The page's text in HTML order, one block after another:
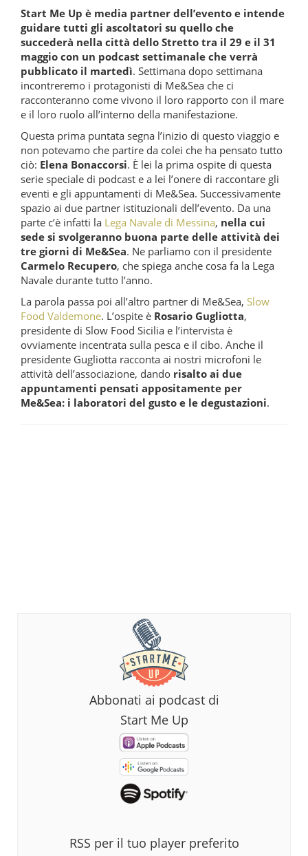
Start Me Up è media partner dell’evento e intende
guidare tutti gli ascoltatori su quello che
succederà nella città dello Stretto tra il 29 e il 31
maggio con un podcast settimanale che verrà
pubblicato il martedì. Settimana dopo settimana
incontreremo i protagonisti di Me&Sea che ci
racconteranno come vivono il loro rapporto con il mare
e il loro ruolo all’interno della manifestazione.
Questa prima puntata segna l’inizio di questo viaggio e
non potevamo che partire da colei che ha pensato tutto
ciò: Elena Bonaccorsi. È lei la prima ospite di questa
serie speciale di podcast e a lei l’onere di raccontare gli
eventi e gli appuntamenti di Me&Sea. Successivamente
spazio ai due partner istituzionali dell’evento. Da una
parte c’è infatti la Lega Navale di Messina, nella cui
sede si svolgeranno buona parte delle attività dei
tre giorni di Me&Sea. Ne parliamo con il presidente
Carmelo Recupero, che spiega anche cosa fa la Lega
Navale durante tutto l’anno.
La parola passa poi all’altro partner di Me&Sea, Slow
Food Valdemone. L’ospite è Rosario Gugliotta,
presidente di Slow Food Sicilia e l’intervista è
ovviamente incentrata sulla pesca e il cibo. Anche il
presidente Gugliotta racconta ai nostri microfoni le
attività dell’associazione, dando risalto ai due
appuntamenti pensati appositamente per
Me&Sea: i laboratori del gusto e le degustazioni.
Abbonati ai podcast di
Start Me Up
RSS per il tuo player preferito